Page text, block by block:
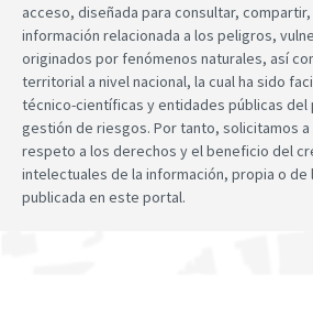
acceso, diseñada para consultar,
información relacionada a los peligros,
originados por fenómenos naturales, así
territorial a nivel nacional, la cual ha sido
técnico-científicas y entidades públicas del
gestión de riesgos. Por tanto, solicitamos
respeto a los derechos y el beneficio del
intelectuales de la información, propia o
publicada en este portal.